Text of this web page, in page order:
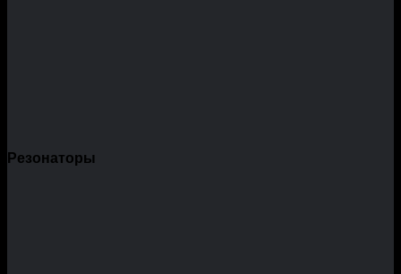
Резонаторы